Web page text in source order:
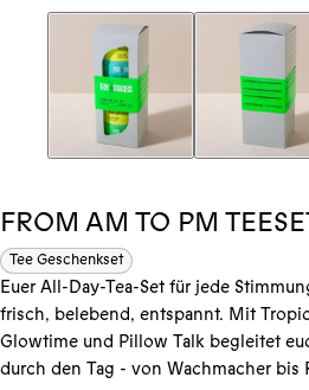
FROM AM TO PM
Tee Geschenkset
Euer All-Day-Tea-Set für jede
frisch, belebend, entspannt. Mit
Glowtime und Pillow Talk begleitet
durch den Tag - von Wachmacher bis